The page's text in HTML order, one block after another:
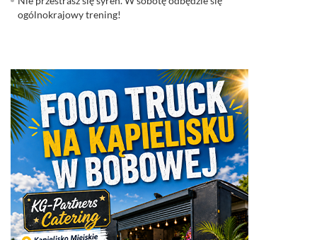
ogólnokrajowy trening!